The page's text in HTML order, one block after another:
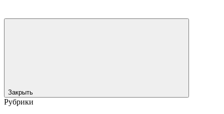
Закрыть
Рубрики